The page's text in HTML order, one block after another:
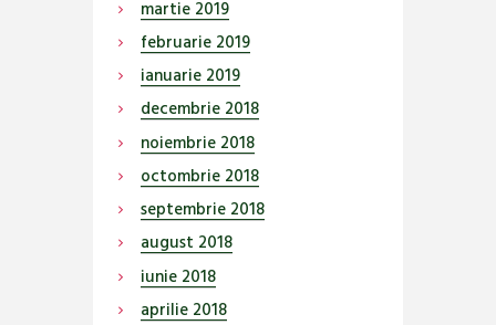
martie 2019
februarie 2019
ianuarie 2019
decembrie 2018
noiembrie 2018
octombrie 2018
septembrie 2018
august 2018
iunie 2018
aprilie 2018